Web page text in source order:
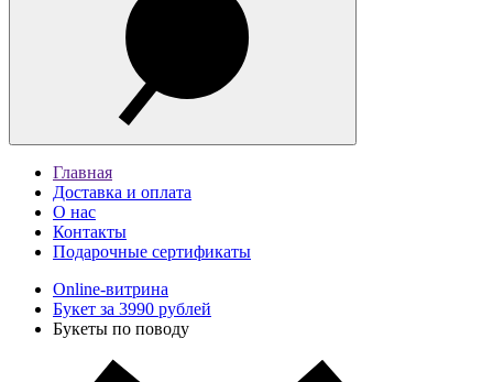
Главная
Доставка и оплата
О нас
Контакты
Подарочные сертификаты
Online-витрина
Букет за 3990 рублей
Букеты по поводу